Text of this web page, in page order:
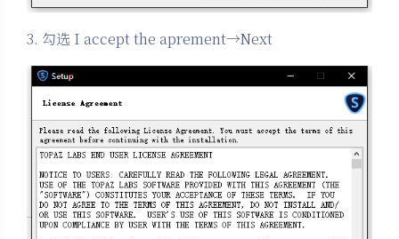
3. 勾选 I accept the aprement→Next